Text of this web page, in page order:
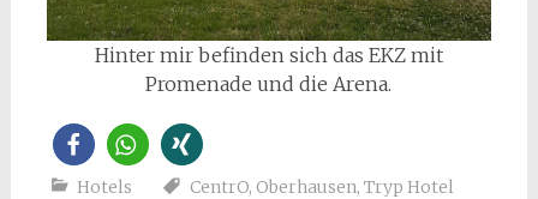
Hinter mir befinden sich das EKZ mit
Promenade und die Arena.
Hotels CentrO, Oberhausen, Tryp Hotel